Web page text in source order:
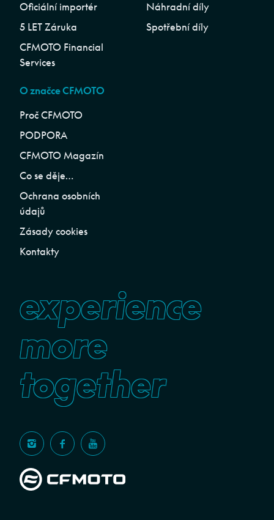
Oficiální importér
5 LET Záruka
CFMOTO Financial
Services
Náhradní díly
Spotřební díly
O značce CFMOTO
Proč CFMOTO
PODPORA
CFMOTO Magazín
Co se děje…
Ochrana osobních
údajů
Zásady cookies
Kontakty
experience
more
together